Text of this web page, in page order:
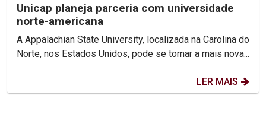
Unicap planeja parceria com universidade
norte-americana
A Appalachian State University, localizada na Carolina do
Norte, nos Estados Unidos, pode se tornar a mais nova...
LER MAIS